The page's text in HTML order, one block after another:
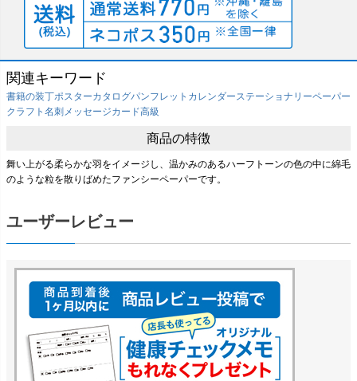
関連キーワード
書籍の装丁ポスターカタログパンフレット カレンダーステーショナリーペーパー
クラフト 名刺 メッセージカード高級
商品の特徴
舞い上がる柔らかな羽をイメージし、温かみのあるハーフトーンの色の中に綿毛
のような粒を散りばめたファンシーペーパーです。
ユーザーレビュー